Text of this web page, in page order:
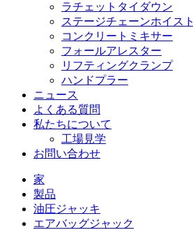
ラチェットタイダウン
ステージチェーンホイスト
コンクリートミキサー
フォールアレスター
リフティングクランプ
ハンドプラー
ニュース
よくある質問
私たちについて
工場見学
お問い合わせ
家
製品
油圧ジャッキ
エアバッグジャック